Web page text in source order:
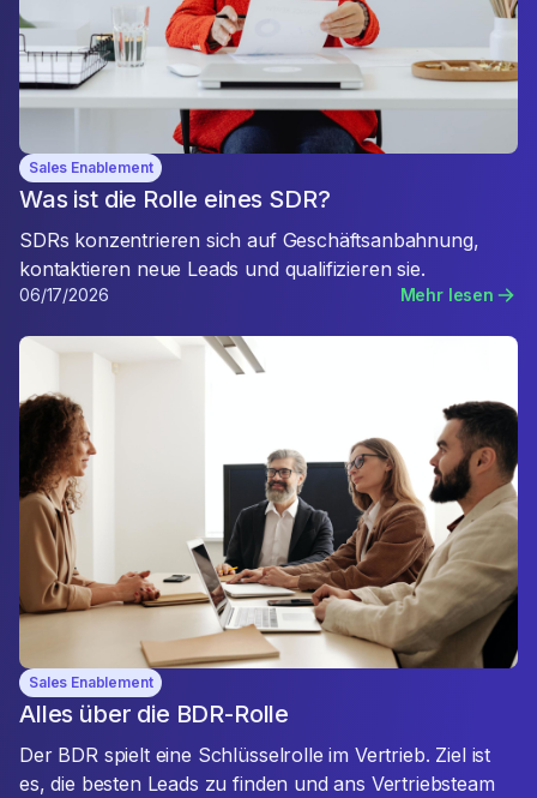
Sales Enablement
Was ist die Rolle eines SDR?
SDRs konzentrieren sich auf Geschäftsanbahnung,
kontaktieren neue Leads und qualifizieren sie.
06/17/2026 Mehr lesen
Sales Enablement
Alles über die BDR-Rolle
Der BDR spielt eine Schlüsselrolle im Vertrieb. Ziel ist
es, die besten Leads zu finden und ans Vertriebsteam